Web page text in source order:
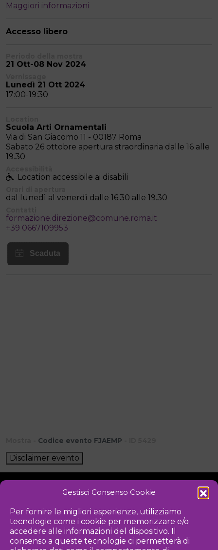
Gestisci Consenso Cookie
Per fornire le migliori esperienze, utilizziamo
tecnologie come i cookie per memorizzare e/o
accedere alle informazioni del dispositivo. Il
consenso a queste tecnologie ci permetterà di
Maggiori informazioni
Accesso libero
21 Ott-08 Nov 2024
Lunedì 21 Ott 2024
17:00-19:30
Scuola Arti Ornamentali
Via di San Giacomo 11 - 00187 Roma
Sabato 26 ottobre apertura straordinaria dalle 16 alle
19.30
Location accessibile ai disabili
dal lunedì al venerdì dalle 16.30 alle 19.30
formazione.direzione@comune.roma.it
+39 0667109953
Codice evento FJAEMP
Disclaimer evento
PRIVACY POLICY
Iniziativa